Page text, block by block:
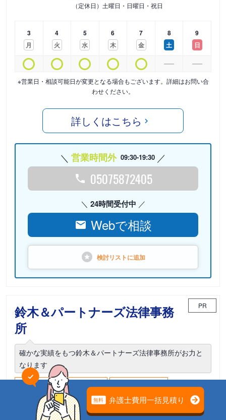
（定休日）土曜日・日曜日・祝日
3
月
4
火
5
水
6
木
7
金
8
土
9
日
※営業日・相談可能日が変更となる場合もございます。詳細はお問い合
わせください。
詳しくはこちら
営業時間外 09:30-19:30
05075872405
24時間受付中
Webで相談
検討リストに追加
鈴木＆パートナーズ法律事務
所
PR
確かな実績をもつ鈴木＆パートナーズ法律事務所がお力と
なります
電話相談可能 土日面談可能
東京都港区西新橋1-20-3 虎ノ門法曹ビル7階
7012号